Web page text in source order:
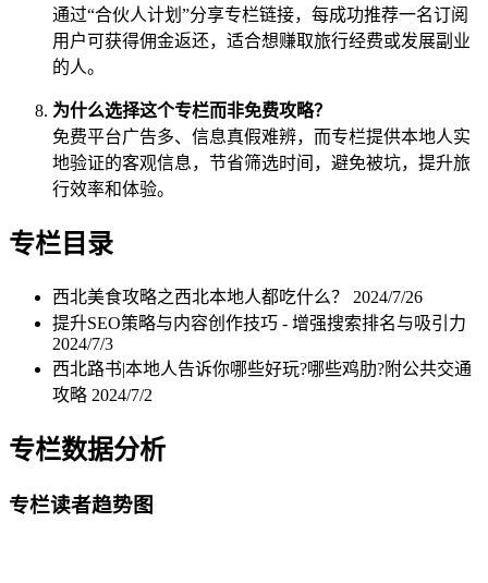
通过“合伙人计划”分享专栏链接，每成功推荐一名订阅
用户可获得佣金返还，适合想赚取旅行经费或发展副业
的人。
为什么选择这个专栏而非免费攻略？
免费平台广告多、信息真假难辨，而专栏提供本地人实
地验证的客观信息，节省筛选时间，避免被坑，提升旅
行效率和体验。
专栏目录
西北美食攻略之西北本地人都吃什么？ 2024/7/26
提升SEO策略与内容创作技巧 - 增强搜索排名与吸引力
2024/7/3
西北路书|本地人告诉你哪些好玩?哪些鸡肋?附公共交通
攻略 2024/7/2
专栏数据分析
专栏读者趋势图